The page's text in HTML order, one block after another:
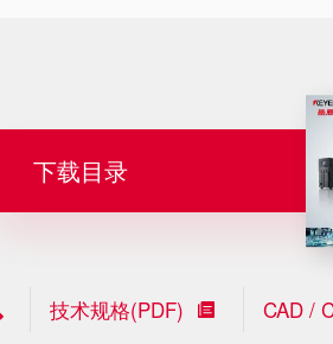
下载目录
技术规格(PDF) CAD /